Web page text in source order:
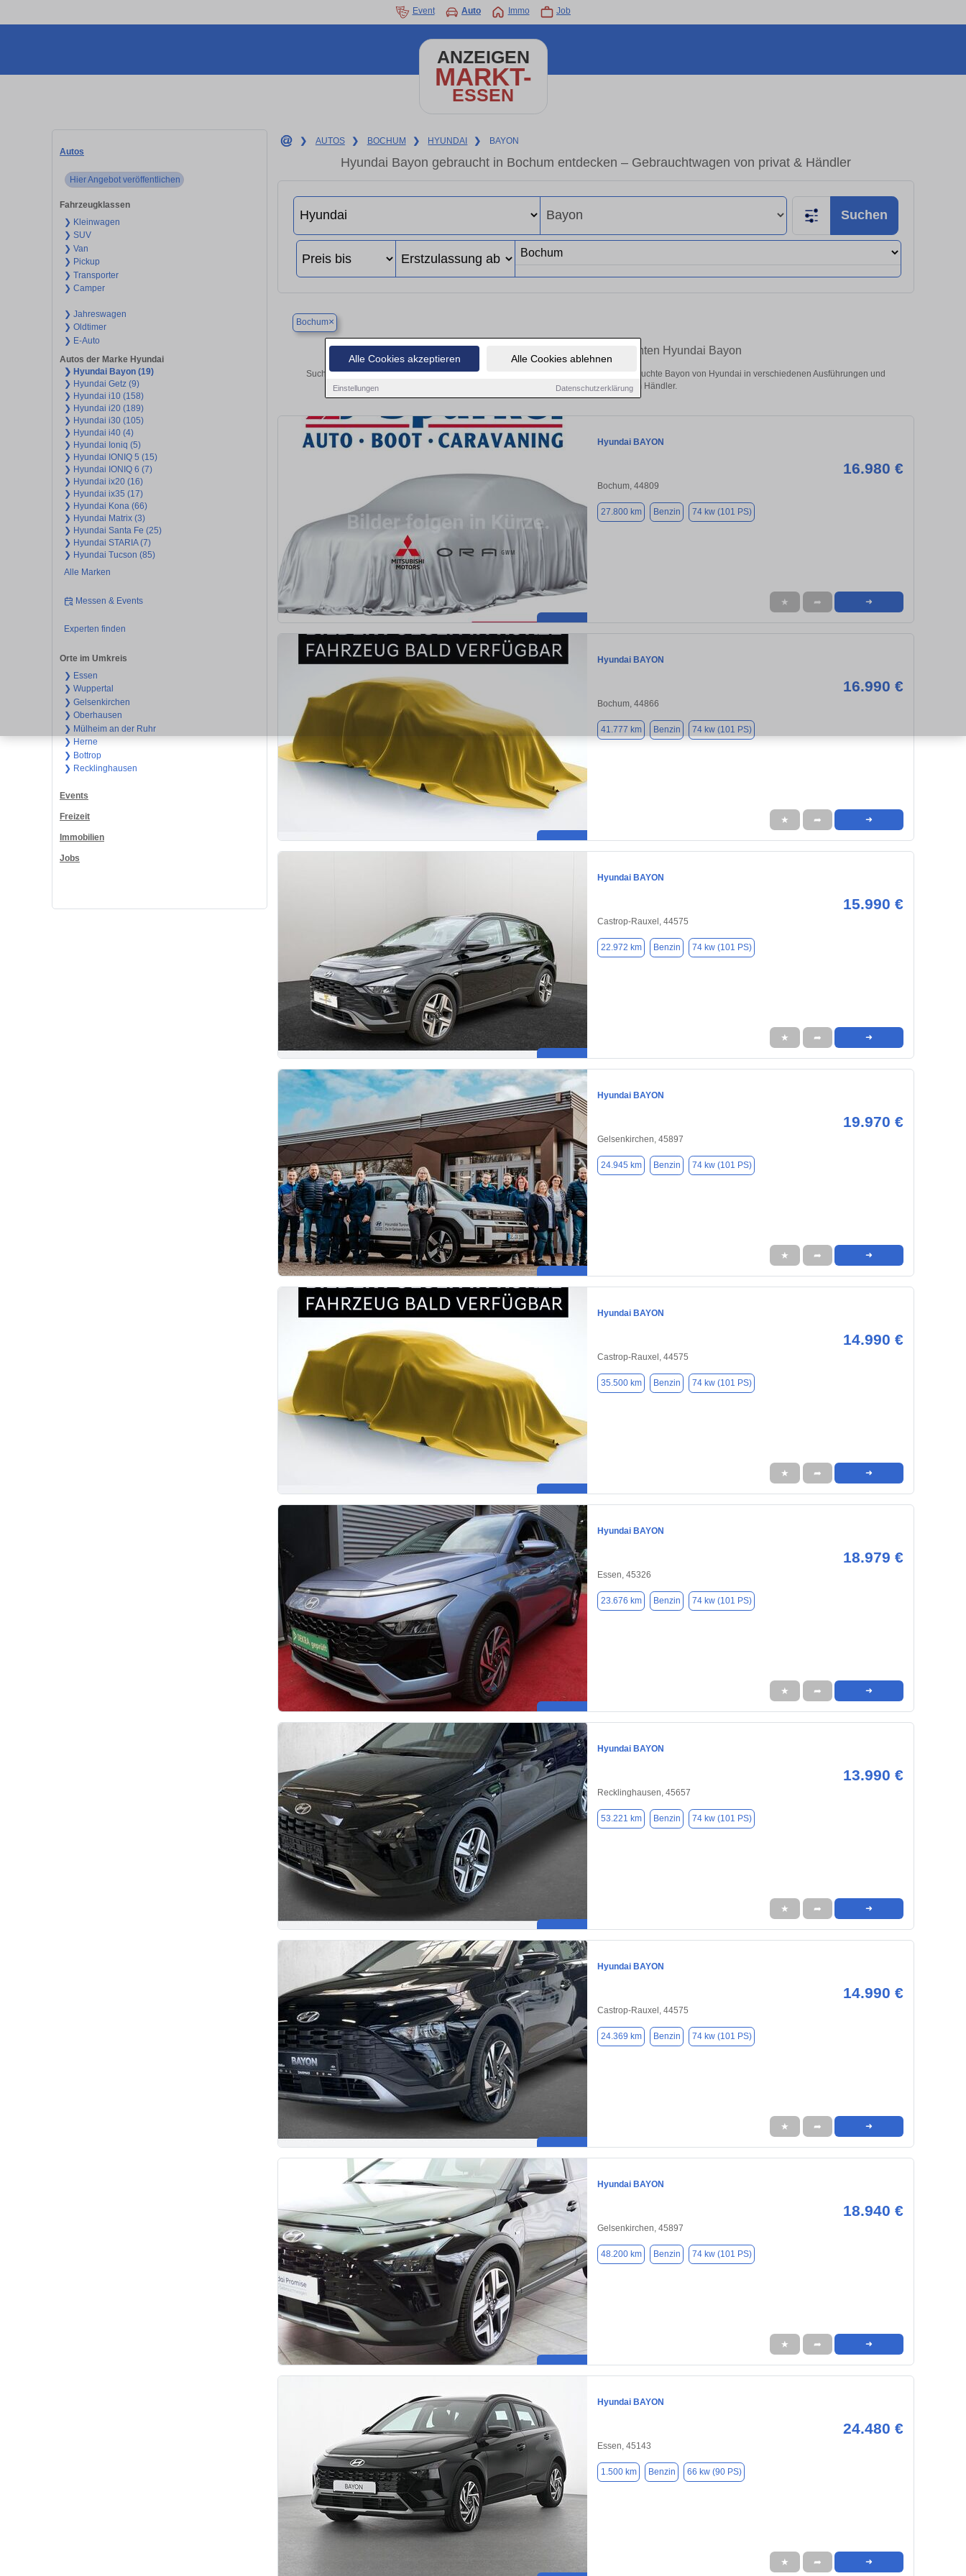
Alle Cookies akzeptieren Alle Cookies ablehnen
Einstellungen Datenschutzerklärung
Event Auto Immo Job
ANZEIGEN
MARKT-
ESSEN
Autos
Hier Angebot veröffentlichen
Fahrzeugklassen
❯ Kleinwagen
❯ SUV
❯ Van
❯ Pickup
❯ Transporter
❯ Camper
❯ Jahreswagen
❯ Oldtimer
❯ E-Auto
Autos der Marke Hyundai
❯ Hyundai Bayon (19)
❯ Hyundai Getz (9)
❯ Hyundai i10 (158)
❯ Hyundai i20 (189)
❯ Hyundai i30 (105)
❯ Hyundai i40 (4)
❯ Hyundai Ioniq (5)
❯ Hyundai IONIQ 5 (15)
❯ Hyundai IONIQ 6 (7)
❯ Hyundai ix20 (16)
❯ Hyundai ix35 (17)
❯ Hyundai Kona (66)
❯ Hyundai Matrix (3)
❯ Hyundai Santa Fe (25)
❯ Hyundai STARIA (7)
❯ Hyundai Tucson (85)
Alle Marken
Messen & Events
Experten finden
Orte im Umkreis
❯ Essen
❯ Wuppertal
❯ Gelsenkirchen
❯ Oberhausen
❯ Mülheim an der Ruhr
❯ Herne
❯ Bottrop
❯ Recklinghausen
Events
Freizeit
Immobilien
Jobs
❯ AUTOS ❯ BOCHUM ❯ HYUNDAI ❯ BAYON
Hyundai Bayon gebraucht in Bochum entdecken – Gebrauchtwagen von privat & Händler
Suchen
Bochum×
Finden Sie in Bochum Ihren gebrauchten Hyundai Bayon
Suchen Sie in Bochum einen Hyundai Bayon Gebrauchtwagen? Entdecken Sie gebrauchte Bayon von Hyundai in verschiedenen Ausführungen und
Preisklassen von privat und vom Händler.
Hyundai BAYON
16.980 €
Bochum, 44809
27.800 km Benzin 74 kw (101 PS)
★ ➦ ➜
Hyundai BAYON
16.990 €
Bochum, 44866
41.777 km Benzin 74 kw (101 PS)
★ ➦ ➜
Hyundai BAYON
15.990 €
Castrop-Rauxel, 44575
22.972 km Benzin 74 kw (101 PS)
★ ➦ ➜
Hyundai BAYON
19.970 €
Gelsenkirchen, 45897
24.945 km Benzin 74 kw (101 PS)
★ ➦ ➜
Hyundai BAYON
14.990 €
Castrop-Rauxel, 44575
35.500 km Benzin 74 kw (101 PS)
★ ➦ ➜
Hyundai BAYON
18.979 €
Essen, 45326
23.676 km Benzin 74 kw (101 PS)
★ ➦ ➜
Hyundai BAYON
13.990 €
Recklinghausen, 45657
53.221 km Benzin 74 kw (101 PS)
★ ➦ ➜
Hyundai BAYON
14.990 €
Castrop-Rauxel, 44575
24.369 km Benzin 74 kw (101 PS)
★ ➦ ➜
Hyundai BAYON
18.940 €
Gelsenkirchen, 45897
48.200 km Benzin 74 kw (101 PS)
★ ➦ ➜
Hyundai BAYON
24.480 €
Essen, 45143
1.500 km Benzin 66 kw (90 PS)
★ ➦ ➜